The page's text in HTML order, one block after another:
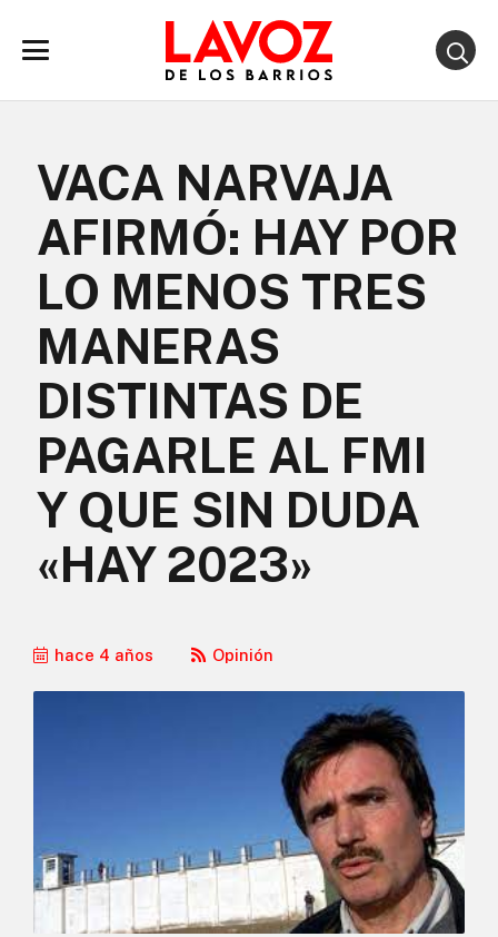
VACA NARVAJA
AFIRMÓ: HAY POR
LO MENOS TRES
MANERAS
DISTINTAS DE
PAGARLE AL FMI
Y QUE SIN DUDA
«HAY 2023»
hace 4 años Opinión